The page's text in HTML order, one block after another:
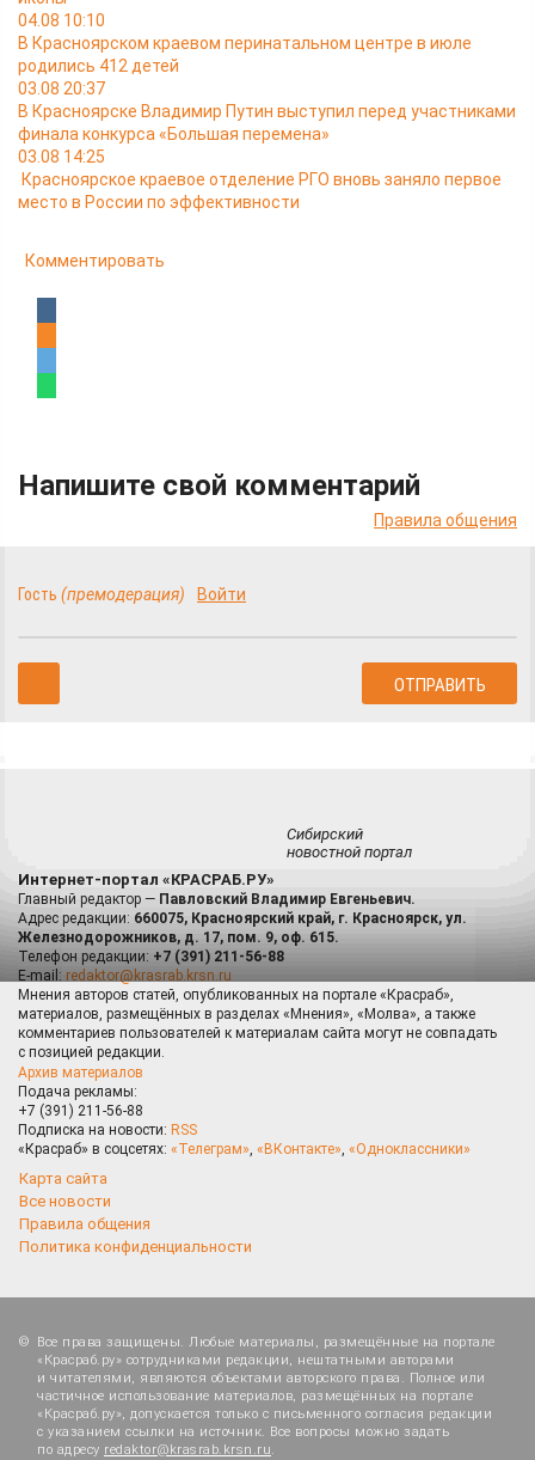
04.08 10:10
В Красноярском краевом перинатальном центре в июле
родились 412 детей
03.08 20:37
В Красноярске Владимир Путин выступил перед участниками
финала конкурса «Большая перемена»
03.08 14:25
Красноярское краевое отделение РГО вновь заняло первое
место в России по эффективности
Комментировать
Напишите свой комментарий
Правила общения
Гость (премодерация) Войти
Сибирский
новостной портал
Интернет-портал «КРАСРАБ.РУ»
Главный редактор — Павловский Владимир Евгеньевич.
Адрес редакции: 660075, Красноярский край, г. Красноярск, ул.
Железнодорожников, д. 17, пом. 9, оф. 615.
Телефон редакции: +7 (391) 211-56-88
E-mail: redaktor@krasrab.krsn.ru
Мнения авторов статей, опубликованных на портале «Красраб»,
материалов, размещённых в разделах «Мнения», «Молва», а также
комментариев пользователей к материалам сайта могут не совпадать
с позицией редакции.
Архив материалов
Подача рекламы:
+7 (391) 211-56-88
Подписка на новости: RSS
«Красраб» в соцсетях: «Телеграм» «ВКонтакте» «Одноклассники»
Карта сайта
Все новости
Правила общения
Политика конфиденциальности
Все права защищены. Любые материалы, размещённые на портале
«Красраб.ру» сотрудниками редакции, нештатными авторами
и читателями, являются объектами авторского права. Полное или
частичное использование материалов, размещённых на портале
«Красраб.ру», допускается только с письменного согласия редакции
с указанием ссылки на источник. Все вопросы можно задать
по адресу redaktor@krasrab.krsn.ru.